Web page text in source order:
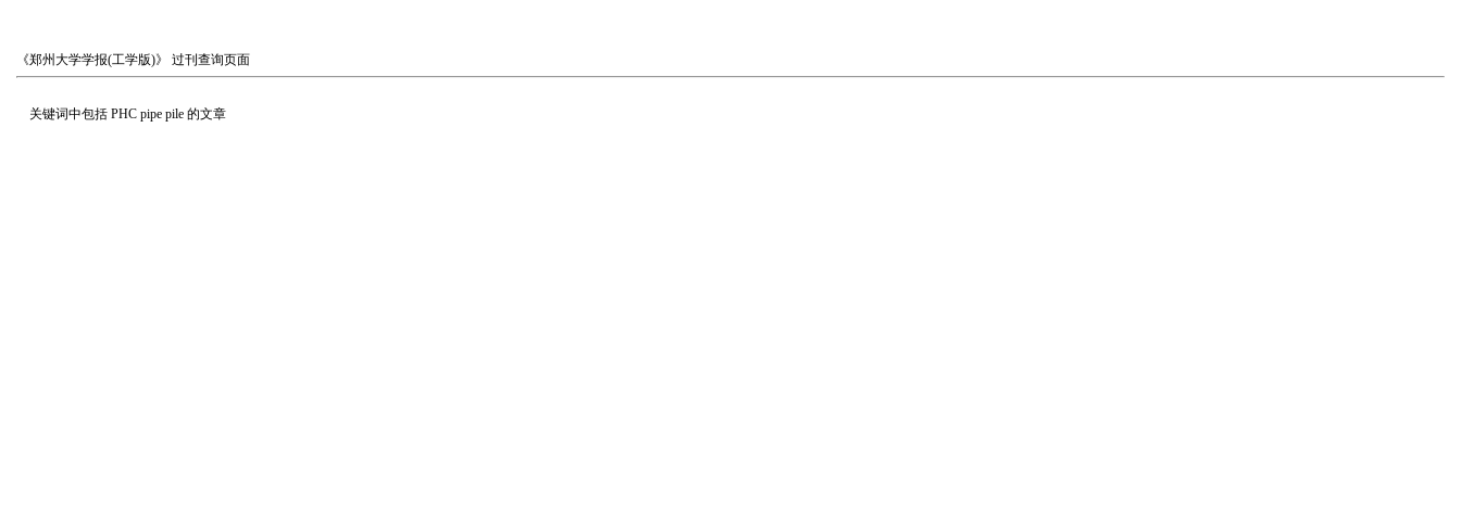
《郑州大学学报(工学版)》 过刊查询页面
关键词中包括 PHC pipe pile 的文章